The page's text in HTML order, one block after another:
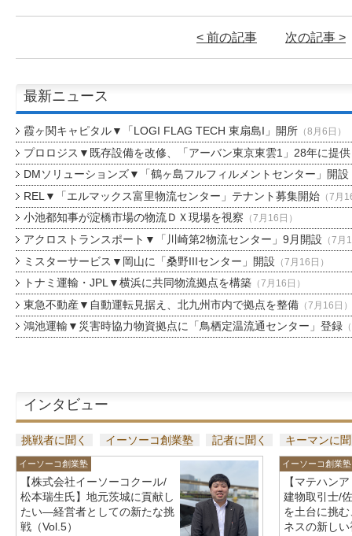
< 前の記事 次の記事 >
最新ニュース
霞ヶ関キャピタル▼「LOGI FLAG TECH 東扇島I」開所（8月6日）
プロロジス▼既存設備を改修、「アーバン東京東雲1」28年に提供
DMソリューションズ▼「鶴ヶ島フルフィルメントセンター」開設
REL▼「エルマックス富里物流センター」テナント募集開始（7月
小池都知事が淀橋市場の物流ＤＸ現場を視察 （7月16日）
アクロストランスポート▼「川崎第2物流センター」9月開設 （7月
ミスターサービス▼岡山に「桑野IIIセンター」開設 （7月16日）
トナミ運輸・JPL▼横浜に共同物流拠点を構築（7月16日）
東急不動産▼自動運転見据え、北九州市内で拠点を整備（7月16日）
鴻池運輸▼災害時協力物資拠点に「鳥栖定温流通センター」登録
インタビュー
挑戦者に聞く イーソーコ創業塾 記者に聞く キーマンに
イーソーコ創業塾
【株式会社イーソーコクール/
松本瑞生氏】地元茨城に貢献し
たい—経営者としての新たな挑
戦（Vol.5）
イーソーコ創業塾
【マテハン
建物取引士/
を土台に挑
ネスの新し